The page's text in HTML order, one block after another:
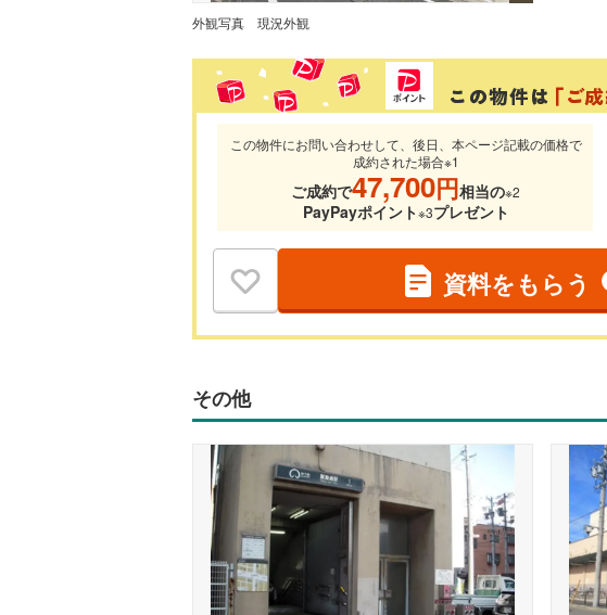
外観写真 現況外観
この物件にお問い合わせして、後日、本ページ記載の価格で
成約された場合※1
ご成約で47,700円相当の※2
PayPayポイント※3プレゼント
資料をもらう
その他